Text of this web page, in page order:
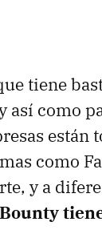
tiene
así como
están
como
y a